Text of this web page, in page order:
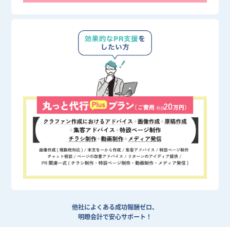
他社によくある成功報酬ゼロ、
明瞭会計で安心サポート！